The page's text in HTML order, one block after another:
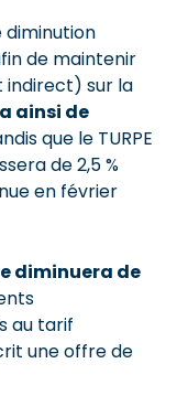
diminution
de maintenir
indirect) sur la
ainsi de
que le TURPE
de 2,5 %
en février
diminuera de
au tarif
une offre de